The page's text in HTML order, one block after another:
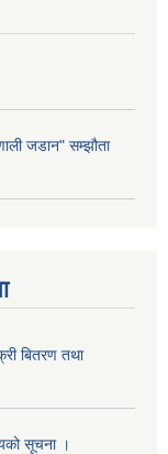
जडान" सम्झौता
बितरण तथा
सूचना ।